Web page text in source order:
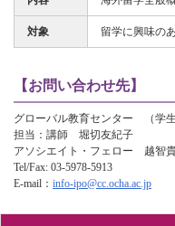
対象 留学に興味の
【お問い合わせ先】
グローバル教育センター （学生
担当：講師 堀切友紀子
アソシエイト・フェロー 越智
Tel/Fax: 03-5978-5913
E-mail： info-ipo@cc.ocha.ac.jp